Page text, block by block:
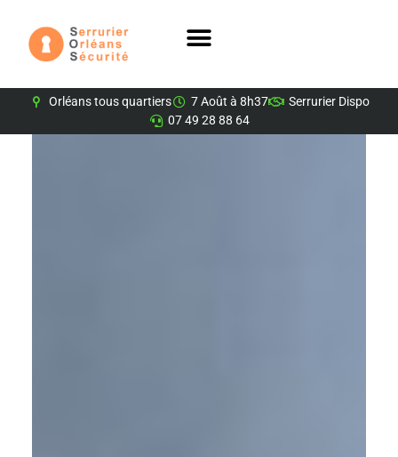
Orléans tous quartiers 7 Août à 8h37
Serrurier Dispo
07 49 28 88 64